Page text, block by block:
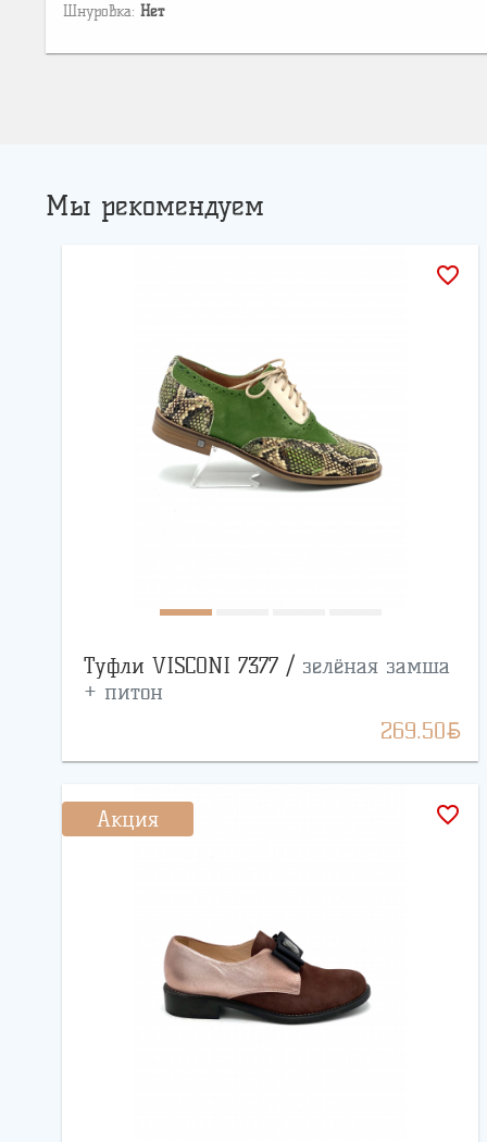
Шнуровка: Нет
Мы рекомендуем
favorite_border
Туфли VISCONI 7377 / зелёная замша
+ питон
269.50BYN
Акция favorite_border